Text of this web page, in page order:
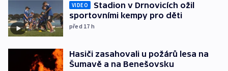
VIDEO
Stadion v Drnovicích ožil
sportovními kempy pro děti
před 17 h
Hasiči zasahovali u požárů lesa na
Šumavě a na Benešovsku